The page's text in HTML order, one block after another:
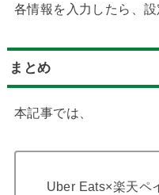
各情報を入力したら、設
まとめ
本記事では、
Uber Eats×楽天ペ